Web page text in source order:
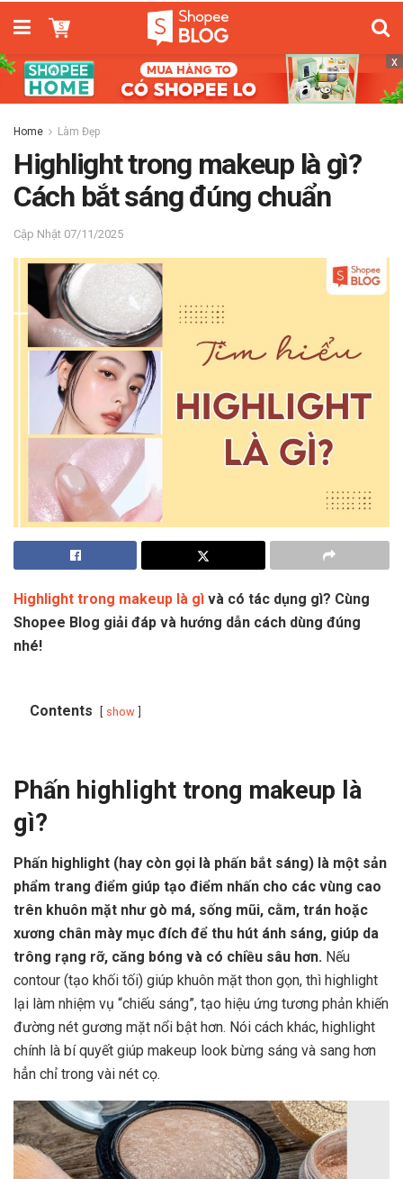
x
Home Làm Đẹp
Highlight trong makeup là gì?
Cách bắt sáng đúng chuẩn
07/11/2025
Highlight trong makeup là gì và có tác dụng gì? Cùng
Shopee Blog giải đáp và hướng dẫn cách dùng đúng
nhé!
Contents show
Phấn highlight trong makeup là
gì?
Phấn highlight (hay còn gọi là phấn bắt sáng) là một sản
phẩm trang điểm giúp tạo điểm nhấn cho các vùng cao
trên khuôn mặt như gò má, sống mũi, cằm, trán hoặc
xương chân mày mục đích để thu hút ánh sáng, giúp da
trông rạng rỡ, căng bóng và có chiều sâu hơn. Nếu
contour (tạo khối tối) giúp khuôn mặt thon gọn, thì highlight
lại làm nhiệm vụ “chiếu sáng”, tạo hiệu ứng tương phản khiến
đường nét gương mặt nổi bật hơn. Nói cách khác, highlight
chính là bí quyết giúp makeup look bừng sáng và sang hơn
hẳn chỉ trong vài nét cọ.